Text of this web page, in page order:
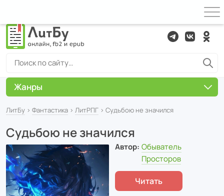
ЛитБу › Фантастика › ЛитРПГ › Судьбою не значился
Судьбою не значился
Автор: Обыватель
Просторов
Читать
Жанры